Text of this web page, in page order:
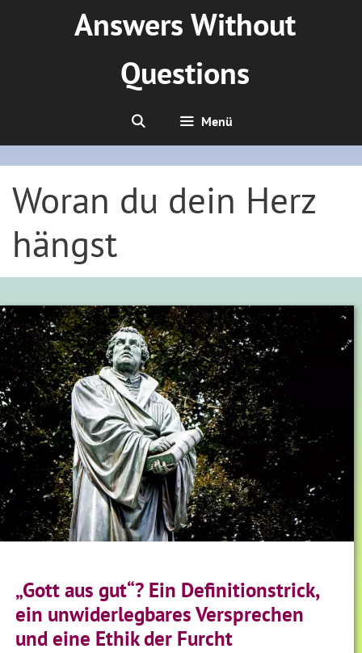
Answers Without
Questions
Menü
Woran du dein Herz
hängst
„Gott aus gut“? Ein Definitionstrick,
ein unwiderlegbares Versprechen
und eine Ethik der Furcht